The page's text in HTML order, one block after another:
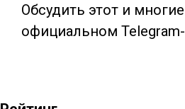
Обсудить этот и
официальном